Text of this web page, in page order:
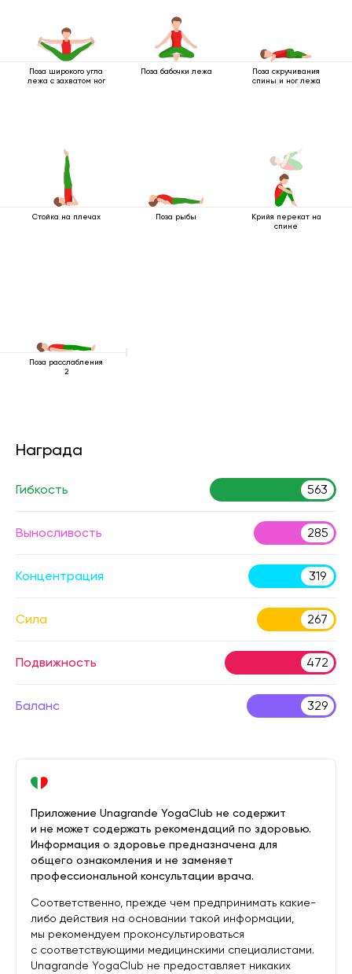
Поза широкого угла
лежа с захватом ног
Поза бабочки лежа
Поза скручивания
спины и ног лежа
Стойка на плечах Поза рыбы
Крийя перекат на
спине
Поза расслабления
2
Награда
Гибкость 563
Выносливость 285
Концентрация 319
Сила 267
Подвижность 472
Баланс 329
Приложение Unagrande YogaClub не содержит
и не может содержать рекомендаций по здоровью.
Информация о здоровье предназначена для
общего ознакомления и не заменяет
профессиональной консультации врача.
Соответственно, прежде чем предпринимать какие-
либо действия на основании такой информации,
мы рекомендуем проконсультироваться
с соответствующими медицинскими специалистами.
Unagrande YogaClub не предоставляет никаких